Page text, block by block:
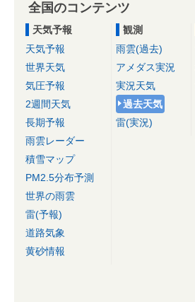
全国のコンテンツ
天気予報
天気予報
世界天気
気圧予報
2週間天気
長期予報
雨雲レーダー
積雪マップ
PM2.5分布予測
世界の雨雲
雷(予報)
道路気象
黄砂情報
観測
雨雲(過去)
アメダス実況
実況天気
過去天気
雷(実況)